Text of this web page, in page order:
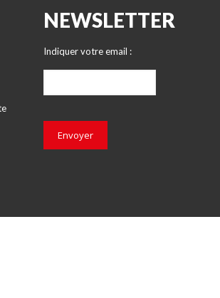
NEWSLETTER
Indiquer votre email :
Envoyer